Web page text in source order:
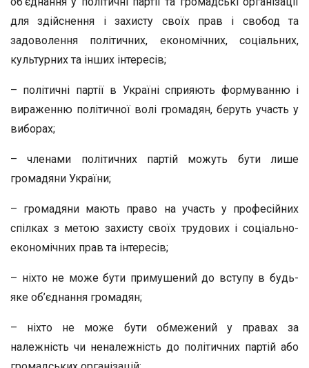
для здійснення і захисту своїх прав і свобод та
задоволення політичних, економічних, соціальних,
культурних та інших інтересів;
– політичні партії в Україні сприяють формуванню і
вираженню політичної волі громадян, беруть участь у
виборах;
– членами політичних партій можуть бути лише
громадяни України;
– громадяни мають право на участь у професійних
спілках з метою захисту своїх трудових і соціально-
економічних прав та інтересів;
– ніхто не може бути примушений до вступу в будь-
яке об’єднання громадян;
– ніхто не може бути обмежений у правах за
належність чи неналежність до політичних партій або